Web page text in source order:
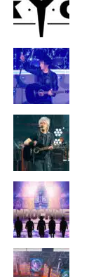
SUJETS ASSOCIÉS: